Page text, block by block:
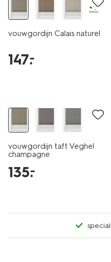
+6
vouwgordijn Calais naturel
147.
–
vouwgordijn taft Veghel
champagne
135.
–